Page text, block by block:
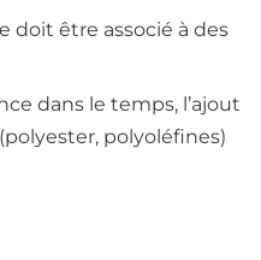
doit être associé à des
dans le temps, l’ajout
polyoléfines)